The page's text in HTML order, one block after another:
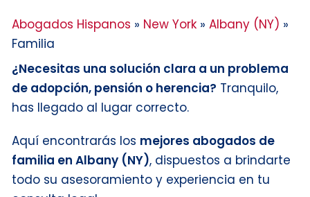
Abogados Hispanos » New York » Albany (NY) »
Familia
¿Necesitas una solución clara a un problema
de adopción, pensión o herencia? Tranquilo,
has llegado al lugar correcto.
Aquí encontrarás los mejores abogados de
familia en Albany (NY), dispuestos a brindarte
todo su asesoramiento y experiencia en tu